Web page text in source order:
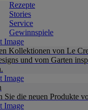
Rezepte
Stories
Service
Gewinnspiele
Kollektionen von Le
und vom Garten
Sie die neuen Produkte